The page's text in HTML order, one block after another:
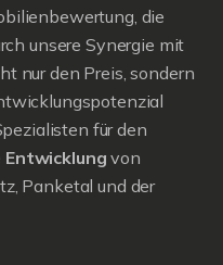
die
unsere Synergie mit
nur den Preis, sondern
für den
Entwicklung von
Panketal und der